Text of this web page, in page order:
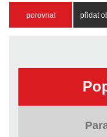
porovnat přidat